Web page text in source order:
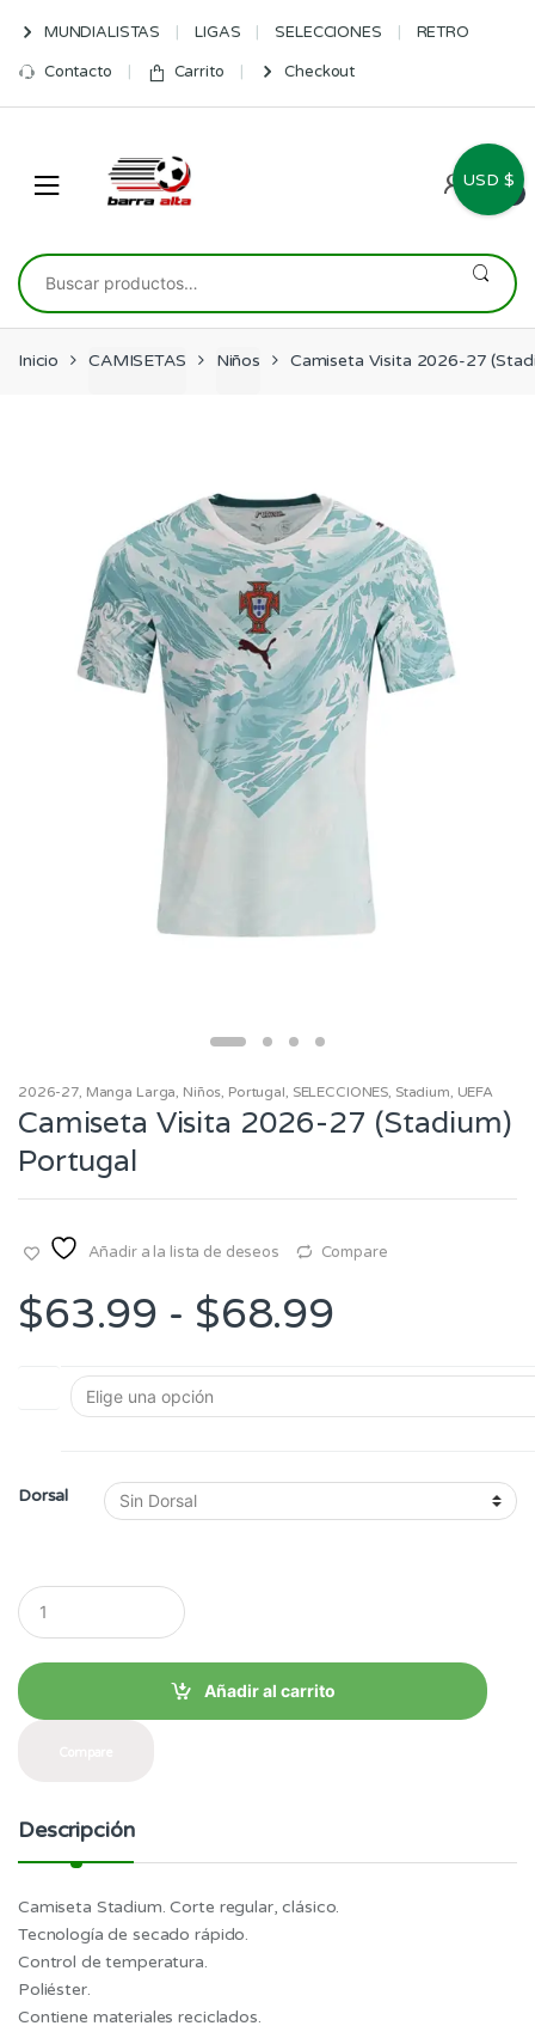
navigation
content
MUNDIALISTAS LIGAS SELECCIONES RETRO
Contacto Carrito Checkout
0
Buscar
por:
Inicio CAMISETAS Niños Camiseta Visita 2026-27
2026-27, Manga Larga, Niños, Portugal, SELECCIONES, Stadium, UEFA
Camiseta Visita 2026-27 (Stadium)
Portugal
Añadir a la lista de deseos Compare
$63.99 - $68.99
de
precios:
desde
$63.99
Dorsal
Q
u
t
i
Añadir al carrito
Descripción
Camiseta Stadium. Corte regular, clásico.
Tecnología de secado rápido.
Control de temperatura.
Poliéster.
Contiene materiales reciclados.
USD $